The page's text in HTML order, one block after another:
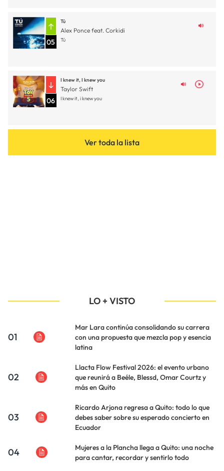
05
Tú
Alex Ponce feat. Corkidi
Tú
06
I knew it, I knew you
Taylor Swift
I knew it, i knew you
Ver toda la lista
LO + VISTO
01
Mar Lara continúa consolidando su carrera
con una propuesta que mezcla pop y esencia
latina
02
Llacta Flow Festival 2026: el evento urbano
que reunirá a Beéle, Blessd, Omar Courtz y
más en Quito
03
Ricardo Arjona regresa a Quito: todo lo que
debes saber sobre su esperado concierto en
Ecuador
04
Mujeres a la Plancha llega a Quito: una noche
para cantar, recordar y sentirlo todo